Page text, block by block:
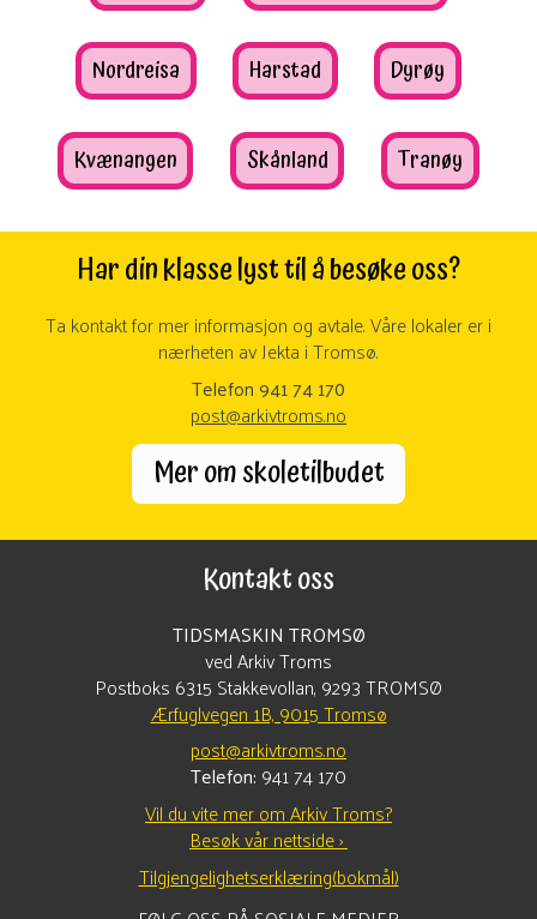
Nordreisa Harstad Dyrøy
Kvænangen Skånland Tranøy
Har din klasse lyst til å besøke oss?
Ta kontakt for mer informasjon og avtale. Våre lokaler er i
nærheten av Jekta i Tromsø.
Telefon 941 74 170
post@arkivtroms.no
Mer om skoletilbudet
Kontakt oss
TIDSMASKIN TROMSØ
ved Arkiv Troms
Postboks 6315 Stakkevollan, 9293 TROMSØ
Ærfuglvegen 1B, 9015 Tromsø
post@arkivtroms.no
Telefon: 941 74 170
Vil du vite mer om Arkiv Troms?
Besøk vår nettside ›
Tilgjengelighetserklæring(bokmål)